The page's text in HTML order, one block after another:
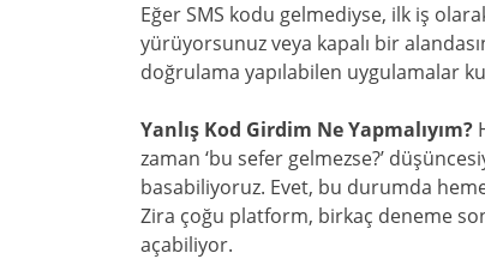
Eğer SMS kodu gelmediyse, ilk iş
yürüyorsunuz veya kapalı bir
doğrulama yapılabilen uygulamalar
Yanlış Kod Girdim Ne Yapmalıyım?
zaman ‘bu sefer gelmezse?’
basabiliyoruz. Evet, bu durumda
Zira çoğu platform, birkaç deneme
açabiliyor.